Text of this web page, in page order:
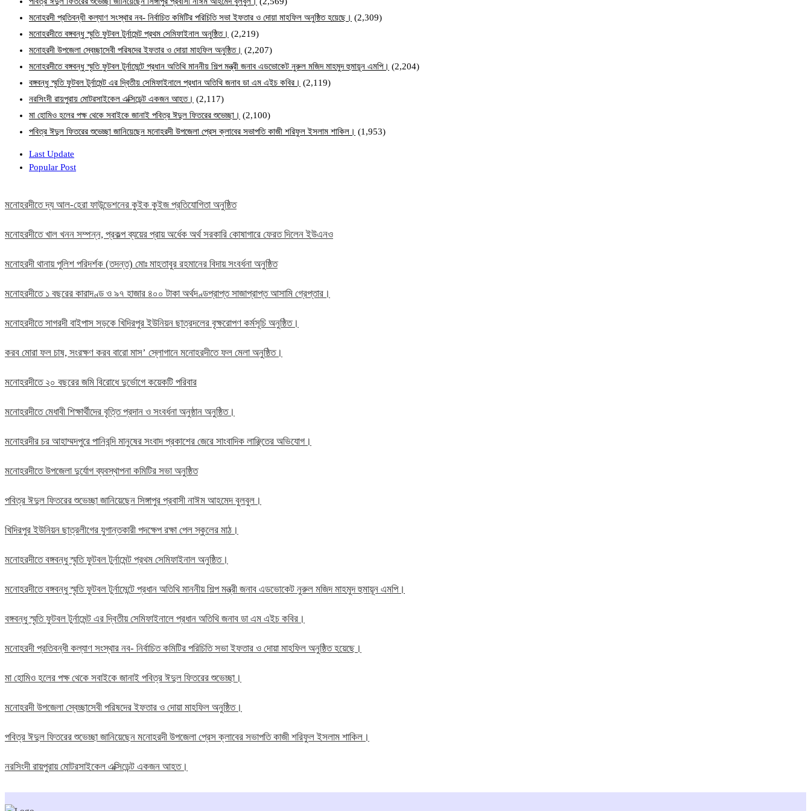
মনোহরদী প্রতিবন্ধী কল্যাণ সংস্থার নব- নির্বাচিত কমিটির পরিচিতি সভা ইফতার ও দোয়া মাহফিল অনুষ্ঠিত হয়েছে। (2,309)
মনোহরদীতে বঙ্গবন্ধু স্মৃতি ফুটবল টুর্নামেন্ট প্রথম সেমিফাইনাল অনুষ্ঠিত। (2,219)
মনোহরদী উপজেলা স্বেচ্ছাসেবী পরিষদের ইফতার ও দোয়া মাহফিল অনুষ্ঠিত। (2,207)
মনোহরদীতে বঙ্গবন্ধু স্মৃতি ফুটবল টুর্নামেন্টে প্রধান অতিথি মাননীয় শিল্প মন্ত্রী জনাব এডভোকেট নুরুল মজিদ মাহমুদ হুমায়ূন এমপি। (2,204)
বঙ্গবন্ধু স্মৃতি ফুটবল টুর্নামেন্ট এর দ্বিতীয় সেমিফাইনালে প্রধান অতিথি জনাব ডা এম এইচ কবির। (2,119)
নরসিংদী রায়পুরায় মোটরসাইকেল এক্সিডেন্ট একজন আহত। (2,117)
মা হোমিও হলের পক্ষ থেকে সবাইকে জানাই পবিত্র ঈদুল ফিতরের শুভেচ্ছা। (2,100)
পবিত্র ঈদুল ফিতরের শুভেচ্ছা জানিয়েছেন মনোহরদী উপজেলা প্রেস ক্লাবের সভাপতি কাজী শরিফুল ইসলাম শাকিল। (1,953)
Last Update
Popular Post
মনোহরদীতে দ্য আল-হেরা ফাউন্ডেশনের কুইক কুইজ প্রতিযোগিতা অনুষ্ঠিত
মনোহরদীতে খাল খনন সম্পন্ন, প্রকল্প ব্যয়ের প্রায় অর্ধেক অর্থ সরকারি কোষাগারে ফেরত দিলেন ইউএনও
মনোহরদী থানায় পুলিশ পরিদর্শক (তদন্ত) মোঃ মাহতাবুর রহমানের বিদায় সংবর্ধনা অনুষ্ঠিত
মনোহরদীতে ১ বছরের কারাদণ্ড ও ৯৭ হাজার ৪০০ টাকা অর্থদণ্ডপ্রাপ্ত সাজাপ্রাপ্ত আসামি গ্রেপ্তার।
মনোহরদীতে সাগরদী বাইপাস সড়কে খিদিরপুর ইউনিয়ন ছাত্রদলের বৃক্ষরোপণ কর্মসূচি অনুষ্ঠিত।
করব মোরা ফল চাষ, সংরক্ষণ করব বারো মাস’ স্লোগানে মনোহরদীতে ফল মেলা অনুষ্ঠিত।
মনোহরদীতে ২০ বছরের জমি বিরোধে দুর্ভোগে কয়েকটি পরিবার
মনোহরদীতে মেধাবী শিক্ষার্থীদের বৃত্তি প্রদান ও সংবর্ধনা অনুষ্ঠান অনুষ্ঠিত।
মনোহরদীর চর আহাম্মদপুরে পানিবন্দি মানুষের সংবাদ প্রকাশের জেরে সাংবাদিক লাঞ্ছিতের অভিযোগ।
মনোহরদীতে উপজেলা দুর্যোগ ব্যবস্থাপনা কমিটির সভা অনুষ্ঠিত
পবিত্র ঈদুল ফিতরের শুভেচ্ছা জানিয়েছেন সিঙ্গাপুর প্রবাসী নাঈম আহমেদ বুলবুল।
খিদিরপুর ইউনিয়ন ছাত্রলীগের যুগান্তকারী পদক্ষেপ রক্ষা পেল স্কুলের মাঠ।
মনোহরদীতে বঙ্গবন্ধু স্মৃতি ফুটবল টুর্নামেন্ট প্রথম সেমিফাইনাল অনুষ্ঠিত।
মনোহরদীতে বঙ্গবন্ধু স্মৃতি ফুটবল টুর্নামেন্টে প্রধান অতিথি মাননীয় শিল্প মন্ত্রী জনাব এডভোকেট নুরুল মজিদ মাহমুদ হুমায়ূন এমপি।
বঙ্গবন্ধু স্মৃতি ফুটবল টুর্নামেন্ট এর দ্বিতীয় সেমিফাইনালে প্রধান অতিথি জনাব ডা এম এইচ কবির।
মনোহরদী প্রতিবন্ধী কল্যাণ সংস্থার নব- নির্বাচিত কমিটির পরিচিতি সভা ইফতার ও দোয়া মাহফিল অনুষ্ঠিত হয়েছে।
মা হোমিও হলের পক্ষ থেকে সবাইকে জানাই পবিত্র ঈদুল ফিতরের শুভেচ্ছা।
মনোহরদী উপজেলা স্বেচ্ছাসেবী পরিষদের ইফতার ও দোয়া মাহফিল অনুষ্ঠিত।
পবিত্র ঈদুল ফিতরের শুভেচ্ছা জানিয়েছেন মনোহরদী উপজেলা প্রেস ক্লাবের সভাপতি কাজী শরিফুল ইসলাম শাকিল।
নরসিংদী রায়পুরায় মোটরসাইকেল এক্সিডেন্ট একজন আহত।